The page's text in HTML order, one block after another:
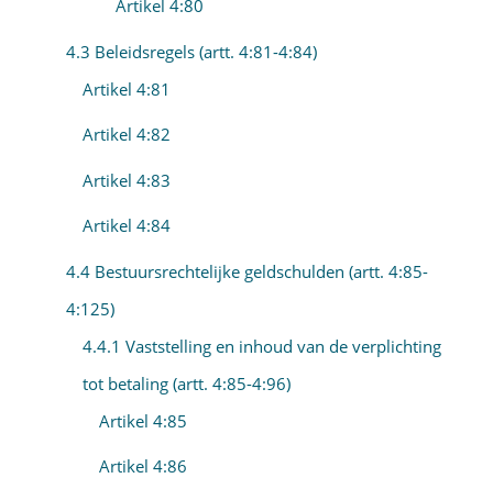
Artikel 4:80
4.3 Beleidsregels (artt. 4:81-4:84)
Artikel 4:81
Artikel 4:82
Artikel 4:83
Artikel 4:84
4.4 Bestuursrechtelijke geldschulden (artt. 4:85-
4:125)
4.4.1 Vaststelling en inhoud van de verplichting
tot betaling (artt. 4:85-4:96)
Artikel 4:85
Artikel 4:86